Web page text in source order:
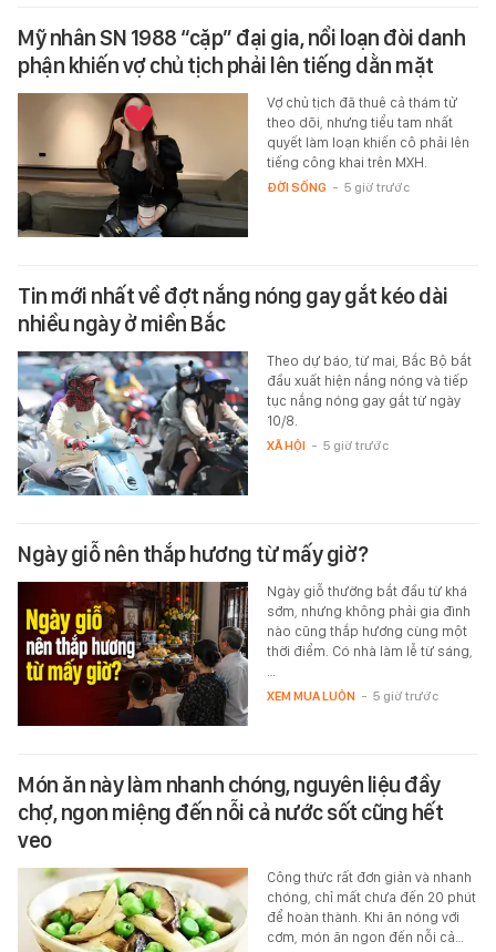
Mỹ nhân SN 1988 “cặp” đại gia, nổi loạn đòi danh
phận khiến vợ chủ tịch phải lên tiếng dằn mặt
Vợ chủ tịch đã thuê cả thám tử
theo dõi, nhưng tiểu tam nhất
quyết làm loạn khiến cô phải lên
tiếng công khai trên MXH.
ĐỜI SỐNG - 5 giờ trước
Tin mới nhất về đợt nắng nóng gay gắt kéo dài
nhiều ngày ở miền Bắc
Theo dự báo, từ mai, Bắc Bộ bắt
đầu xuất hiện nắng nóng và tiếp
tục nắng nóng gay gắt từ ngày
10/8.
XÃ HỘI - 5 giờ trước
Ngày giỗ nên thắp hương từ mấy giờ?
Ngày giỗ thường bắt đầu từ khá
sớm, nhưng không phải gia đình
nào cũng thắp hương cùng một
thời điểm. Có nhà làm lễ từ sáng,
XEM MUA LUÔN - 5 giờ trước
Món ăn này làm nhanh chóng, nguyên liệu đầy
chợ, ngon miệng đến nỗi cả nước sốt cũng hết
veo
Công thức rất đơn giản và nhanh
chóng, chỉ mất chưa đến 20 phút
để hoàn thành. Khi ăn nóng với
cơm, món ăn ngon đến nỗi cả…